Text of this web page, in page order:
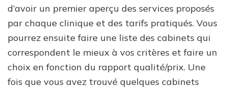
d’avoir un premier aperçu des services proposés
par chaque clinique et des tarifs pratiqués. Vous
pourrez ensuite faire une liste des cabinets qui
correspondent le mieux à vos critères et faire un
choix en fonction du rapport qualité/prix. Une
fois que vous avez trouvé quelques cabinets